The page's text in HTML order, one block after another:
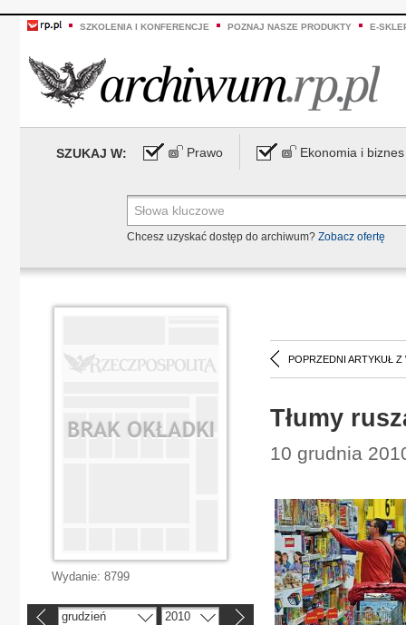
SZKOLENIA I KONFERENCJE POZNAJ NASZE PRODUKTY E-
SZUKAJ W: Prawo Ekonomia i biznes
Chcesz uzyskać dostęp do archiwum? Zobacz ofertę
POPRZEDNI ARTYKUŁ Z
Tłumy
10 grudnia
Wydanie: 8799
grudzień 2010